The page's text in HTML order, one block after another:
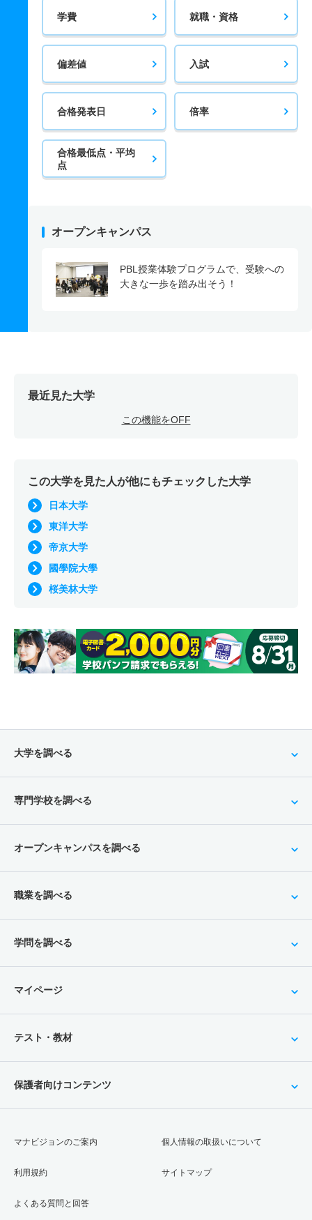
学費 就職・資格
偏差値 入試
合格発表日 倍率
合格最低点・平均
点
オープンキャンパス
PBL授業体験プログラムで、受験への
大きな一歩を踏み出そう！
最近見た大学
この機能をOFF
この大学を見た人が他にもチェックした大学
日本大学
東洋大学
帝京大学
國學院大學
桜美林大学
大学を調べる
専門学校を調べる
オープンキャンパスを調べる
職業を調べる
学問を調べる
マイページ
テスト・教材
保護者向けコンテンツ
マナビジョンのご案内
利用規約
よくある質問と回答
個人情報の取扱いについて
サイトマップ